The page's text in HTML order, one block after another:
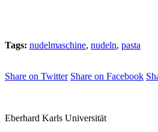
Tags: nudelmaschine, nudeln, pasta
Share on Twitter Share on Facebook
Eberhard Karls Universität